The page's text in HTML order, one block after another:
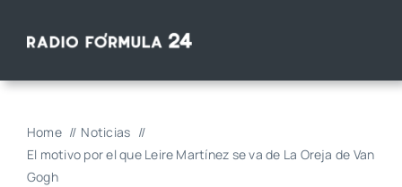
Home
Noticias
El motivo por el que Leire Martínez se va de La Oreja de Van
Gogh